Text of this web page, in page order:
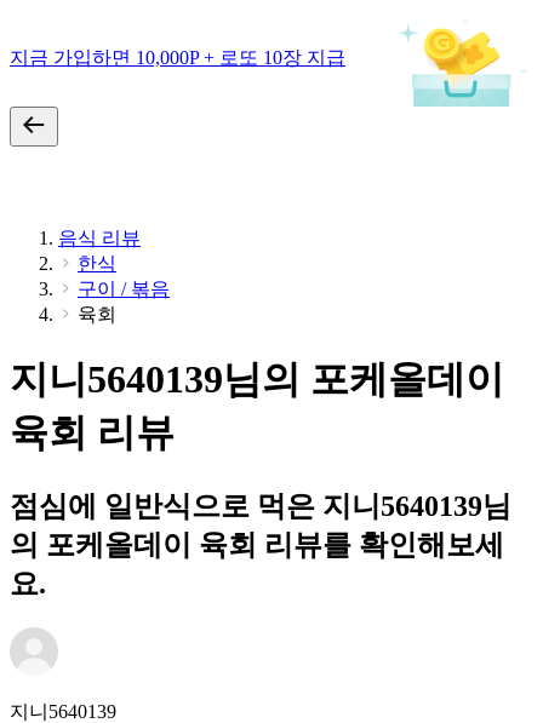
지금 가입하면 10,000P + 로또 10장 지급
음식 리뷰
한식
구이 / 볶음
육회
지니5640139님의 포케올데이
육회 리뷰
점심에 일반식으로 먹은 지니5640139님
의 포케올데이 육회 리뷰를 확인해보세
요.
지니5640139